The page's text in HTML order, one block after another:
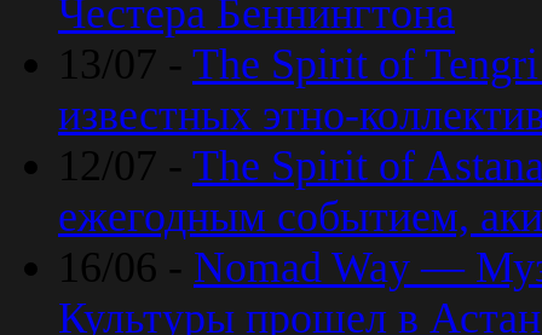
Честера Беннингтона
13/07 - The Spirit of Tengri
известных этно-
12/07 - The Spirit of
ежегодным событием,
16/06 - Nomad Way —
Культуры прошел в